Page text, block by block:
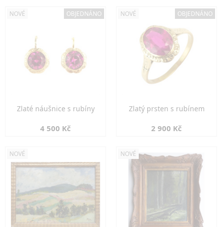
NOVÉ OBJEDNÁNO
Zlaté náušnice s rubíny
4 500 Kč
NOVÉ OBJEDNÁNO
Zlatý prsten s rubínem
2 900 Kč
NOVÉ NOVÉ